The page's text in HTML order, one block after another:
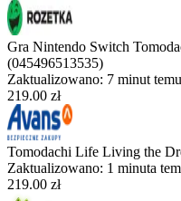
Gra Nintendo Switch
(045496513535)
Zaktualizowano: 7 minut temu
219.00 zł
Tomodachi Life Living the
Zaktualizowano: 1 minuta
219.00 zł